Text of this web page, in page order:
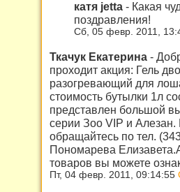
катя jetta - Какая
поздравления!
Сб, 05 февр. 2011,
Ткачук Екатерина -
проходит акция: Гель
разогревающий для
стоимость бутылки 1л
представлен большой
серии Зоо VIP и
обращайтесь по тел.
Пономарева
товаров вы можете
Пт, 04 февр. 2011, 09:14:55